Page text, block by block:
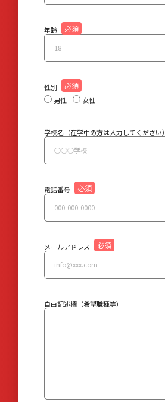
年齢
性別
男性
女性
学校名（在学中の方は入力してください）
電話番号
メールアドレス
自由記述欄（希望職種等）